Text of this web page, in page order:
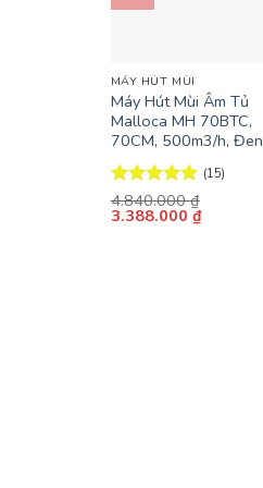
MÁY HÚT MÙI
Máy Hút Mùi Âm Tủ
Malloca MH 70BTC,
70CM, 500m3/h, Đen
Được xếp
hạng55
(15)
4.840.000₫
Giá
3.388.000 ₫Giá
hiện